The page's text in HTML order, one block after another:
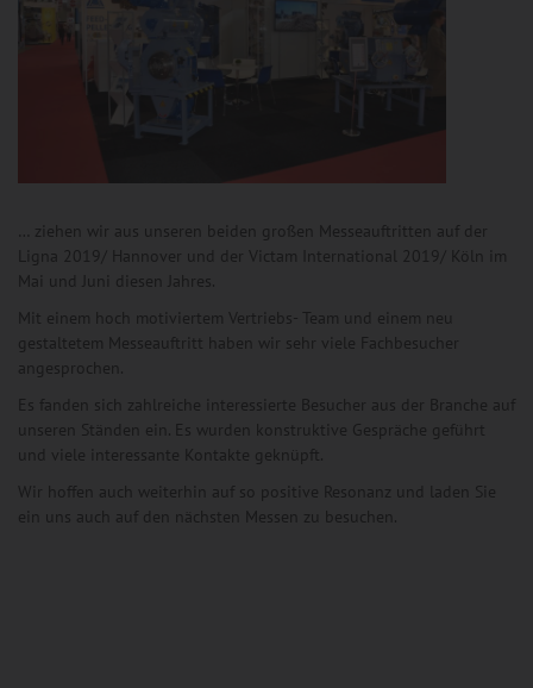
… ziehen wir aus unseren beiden großen Messeauftritten auf der
Ligna 2019/ Hannover und der Victam International 2019/ Köln im
Mai und Juni diesen Jahres.
Mit einem hoch motiviertem Vertriebs- Team und einem neu
gestaltetem Messeauftritt haben wir sehr viele Fachbesucher
angesprochen.
Es fanden sich zahlreiche interessierte Besucher aus der Branche auf
unseren Ständen ein. Es wurden konstruktive Gespräche geführt
und viele interessante Kontakte geknüpft.
Wir hoffen auch weiterhin auf so positive Resonanz und laden Sie
ein uns auch auf den nächsten Messen zu besuchen.